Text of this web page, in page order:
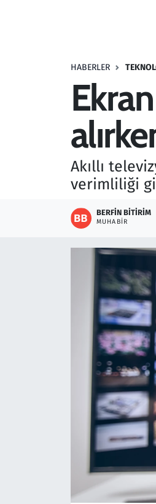
HABERLER
Akıllı
verimliliği
BERFIN BITIRIM
MUHABIR
Savunma Sanayi
Teknoloji ve Bilim
Televizyon